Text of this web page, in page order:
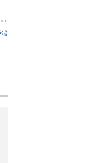
>>
端